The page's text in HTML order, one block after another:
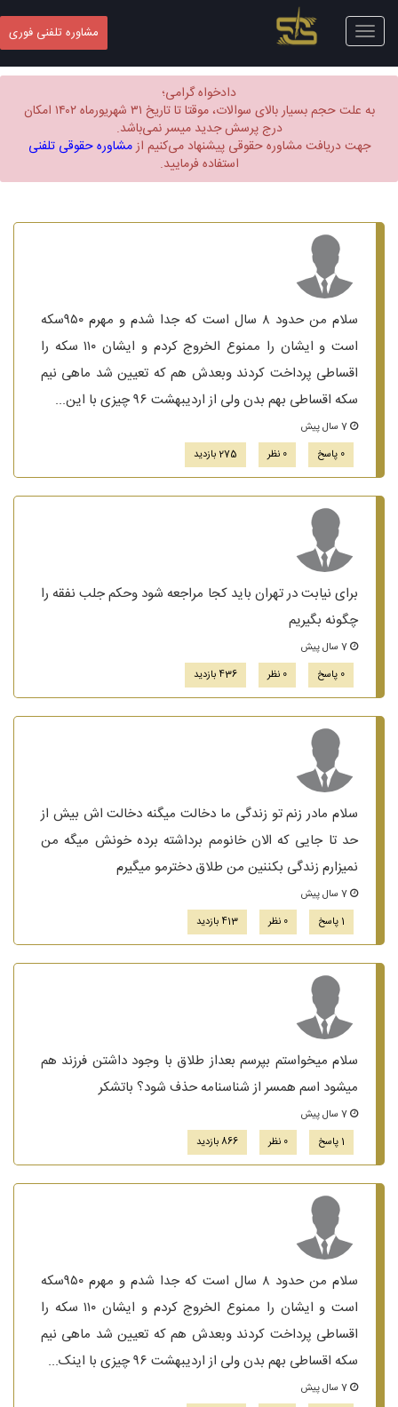
Toggle
navigation
مشاوره تلفنی فوری
دادخواه گرامی؛
به علت حجم بسیار بالای سوالات، موقتا تا تاریخ ۳۱ شهریورماه ۱۴۰۲ امکان
درج پرسش جدید میسر نمی‌باشد.
جهت دریافت مشاوره حقوقی پیشنهاد می‌کنیم ازمشاوره حقوقی تلفنی
استفاده فرمایید.
سلام من حدود ۸ سال است که جدا شدم و مهرم ۹۵۰سکه
است و ایشان را ممنوع الخروج کردم و ایشان ۱۱۰ سکه را
اقساطی پرداخت کردند وبعدش هم که تعیین شد ماهی نیم
سکه اقساطی بهم بدن ولی از اردیبهشت ۹۶ چیزی با این...
0 پاسخ
0 نظر 275 بازدید
برای نیابت در تهران باید کجا مراجعه شود وحکم جلب نفقه را
چگونه بگیریم
0 پاسخ
0 نظر 436 بازدید
سلام مادر زنم تو زندگی ما دخالت میگنه دخالت اش بیش از
حد تا جایی که الان خانومم برداشته برده خونش میگه من
نمیزارم زندگی بکننین من طلاق دخترمو میگیرم
1 پاسخ
0 نظر 413 بازدید
سلام میخواستم بپرسم بعداز طلاق با وجود داشتن فرزند هم
میشود اسم همسر از شناسنامه حذف شود؟ باتشکر
1 پاسخ
0 نظر 866 بازدید
سلام من حدود ۸ سال است که جدا شدم و مهرم ۹۵۰سکه
است و ایشان را ممنوع الخروج کردم و ایشان ۱۱۰ سکه را
اقساطی پرداخت کردند وبعدش هم که تعیین شد ماهی نیم
سکه اقساطی بهم بدن ولی از اردیبهشت ۹۶ چیزی با اینک...